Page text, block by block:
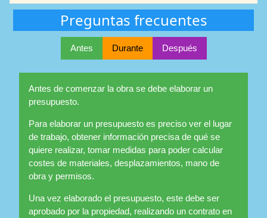
Preguntas frecuentes
Antes Durante Después
Antes de comenzar la obra se debe elaborar un
presupuesto.
Para elaborar un presupuesto es preciso ver el lugar
de trabajo, obtener información precisa de qué se
quiere realizar, tomar medidas para poder calcular
costes de materiales, desplazamientos, mano de
obra y permisos.
Una vez elaborado el presupuesto, este debe ser
aprobado por la propiedad, realizando un contrato en